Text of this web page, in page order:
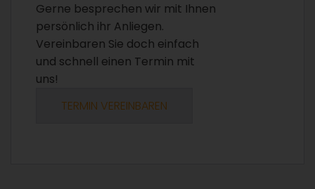
Gerne besprechen wir mit Ihnen
persönlich ihr Anliegen.
Vereinbaren Sie doch einfach
und schnell einen Termin mit
uns!
TERMIN VEREINBAREN